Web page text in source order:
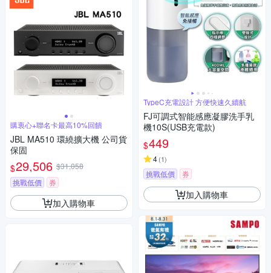
購衷心+聯名卡最高10%回饋
JBL MA510 環繞擴大機 公司貨
保固
$29,506 $31,058
挑戰低價
券
加入購物車
TypeC充電設計 方便快速久續航
FJ可調式智能感應凝膠洗手乳
機10S(USB充電款)
$449
4(1)
挑戰低價 券
加入購物車